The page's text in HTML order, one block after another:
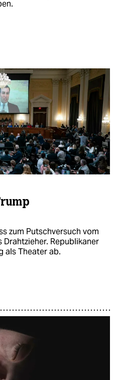
zum Putschversuch vom
Republikaner
als Theater ab.